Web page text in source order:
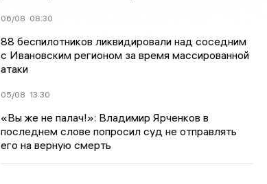
06/08 08:30
88 беспилотников ликвидировали над соседним
с Ивановским регионом за время массированной
атаки
05/08 13:30
«Вы же не палач!»: Владимир Ярченков в
последнем слове попросил суд не отправлять
его на верную смерть